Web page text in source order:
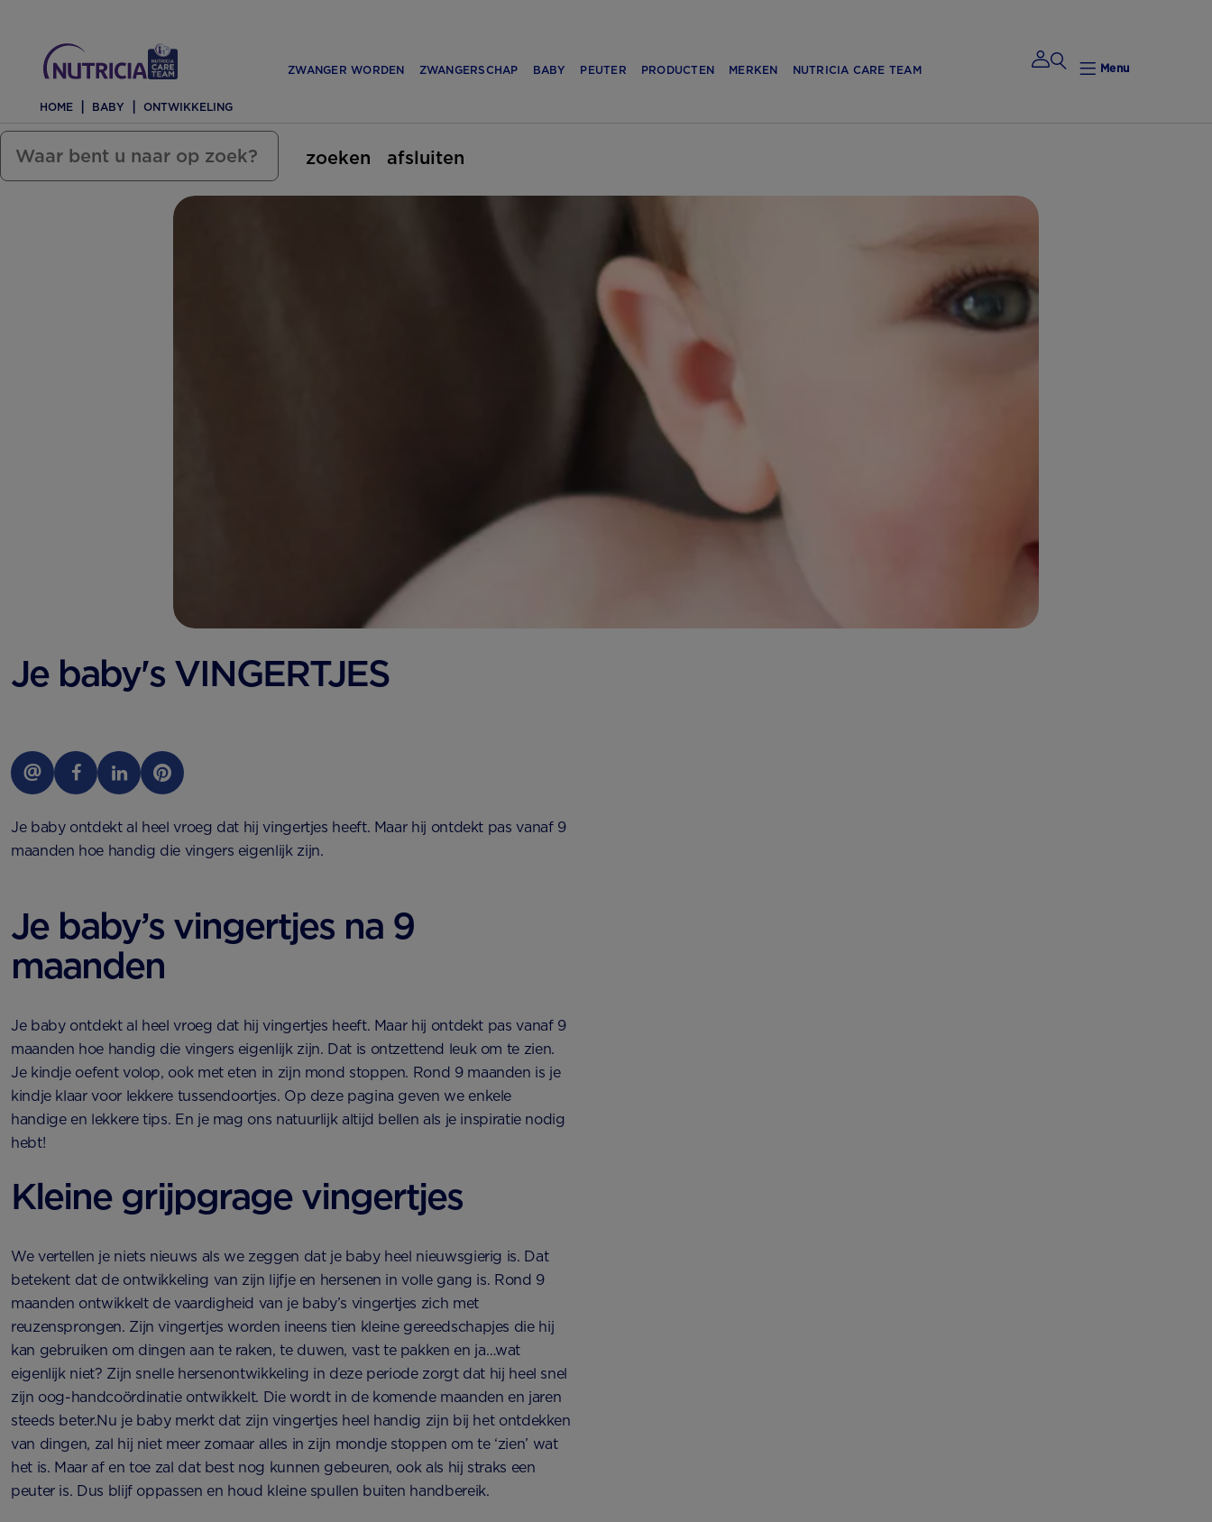
ZWANGER WORDEN ZWANGERSCHAP BABY PEUTER PRODUCTEN MERKEN NUTRICIA CARE TEAM
Nutricia
gegevens
Menu
zoeken afsluiten
HOME BABY ONTWIKKELING
Je baby's VINGERTJES
Je baby ontdekt al heel vroeg dat hij vingertjes heeft. Maar hij ontdekt pas vanaf 9
maanden hoe handig die vingers eigenlijk zijn.
Je baby’s vingertjes na 9
maanden
Je baby ontdekt al heel vroeg dat hij vingertjes heeft. Maar hij ontdekt pas vanaf 9
maanden hoe handig die vingers eigenlijk zijn. Dat is ontzettend leuk om te zien.
Je kindje oefent volop, ook met eten in zijn mond stoppen. Rond 9 maanden is je
kindje klaar voor lekkere tussendoortjes. Op deze pagina geven we enkele
handige en lekkere tips. En je mag ons natuurlijk altijd bellen als je inspiratie nodig
hebt!
Kleine grijpgrage vingertjes
We vertellen je niets nieuws als we zeggen dat je baby heel nieuwsgierig is. Dat
betekent dat de ontwikkeling van zijn lijfje en hersenen in volle gang is. Rond 9
maanden ontwikkelt de vaardigheid van je baby’s vingertjes zich met
reuzensprongen. Zijn vingertjes worden ineens tien kleine gereedschapjes die hij
kan gebruiken om dingen aan te raken, te duwen, vast te pakken en ja…wat
eigenlijk niet? Zijn snelle hersenontwikkeling in deze periode zorgt dat hij heel snel
zijn oog-handcoördinatie ontwikkelt. Die wordt in de komende maanden en jaren
steeds beter.Nu je baby merkt dat zijn vingertjes heel handig zijn bij het ontdekken
van dingen, zal hij niet meer zomaar alles in zijn mondje stoppen om te ‘zien’ wat
het is. Maar af en toe zal dat best nog kunnen gebeuren, ook als hij straks een
peuter is. Dus blijf oppassen en houd kleine spullen buiten handbereik.